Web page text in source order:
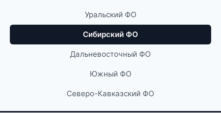
Уральский ФО
Сибирский ФО
Дальневосточный ФО
Южный ФО
Северо-Кавказский ФО